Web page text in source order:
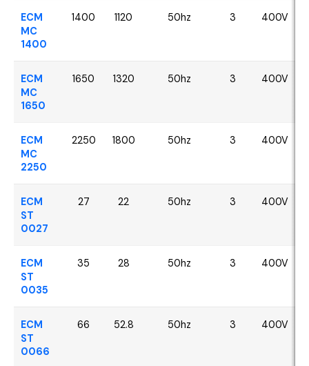
ECM
MC
1400
1400 1120 50hz 3 400V
ECM
MC
1650
1650 1320 50hz 3 400V
ECM
MC
2250
2250 1800 50hz 3 400V
ECM
ST
0027
27 22 50hz 3 400V
ECM
ST
0035
35 28 50hz 3 400V
ECM
ST
0066
66 52.8 50hz 3 400V